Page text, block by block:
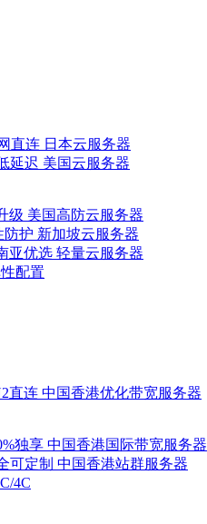
直连 日本云服务器
延迟 美国云服务器
级 美国高防云服务器
防护 新加坡云服务器
亚优选 轻量云服务器
配置
直连 中国香港优化带宽服务器
独享 中国香港国际带宽服务器
可定制 中国香港站群服务器
4C